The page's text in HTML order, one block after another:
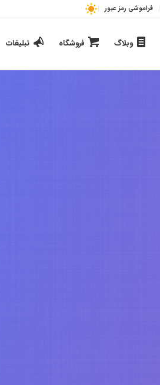
فراموشی رمز عبور
وبلاگ فروشگاه تبلیغات